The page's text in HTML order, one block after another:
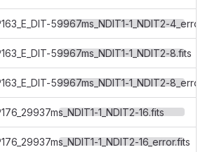
59967ms_NDIT1-1_NDIT2-
59967ms_NDIT1-1_NDIT2-8.fits
59967ms_NDIT1-1_NDIT2-
1_NDIT2-16.fits
1_NDIT2-16_error.fits